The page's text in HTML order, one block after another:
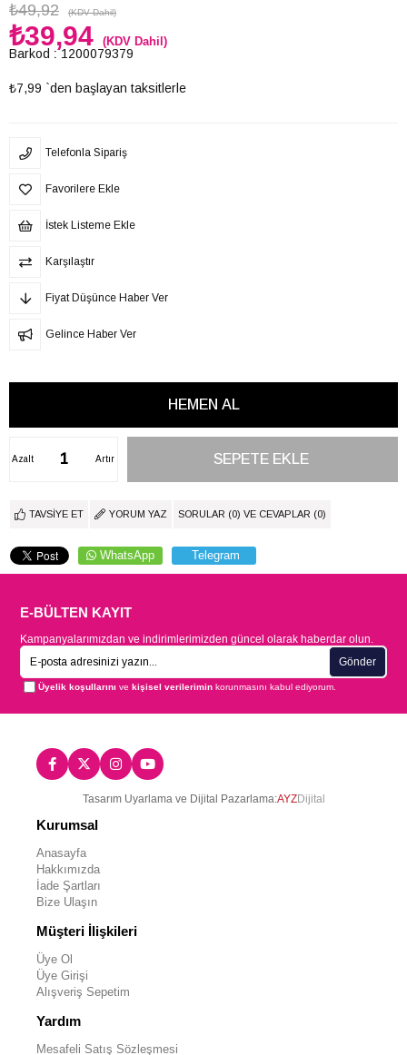
₺49,92 (KDV Dahil)
₺39,94 (KDV Dahil)
Barkod : 1200079379
₺7,99 `den başlayan taksitlerle
Telefonla Sipariş
Favorilere Ekle
İstek Listeme Ekle
Karşılaştır
Fiyat Düşünce Haber Ver
Gelince Haber Ver
Artır
Azalt
TAVSIYE ET YORUM YAZ SORULAR (0) VE CEVAPLAR (0)
WhatsApp Telegram
E-BÜLTEN KAYIT
Kampanyalarımızdan ve indirimlerimizden güncel olarak haberdar olun.
Gönder
Üyelik koşullarını vekişisel verilerimin korunmasını kabul ediyorum.
Tasarım Uyarlama ve Dijital Pazarlama:AYZDijital
Kurumsal
Anasayfa
Hakkımızda
İade Şartları
Bize Ulaşın
Müşteri İlişkileri
Üye Ol
Üye Girişi
Alışveriş Sepetim
Yardım
Mesafeli Satış Sözleşmesi